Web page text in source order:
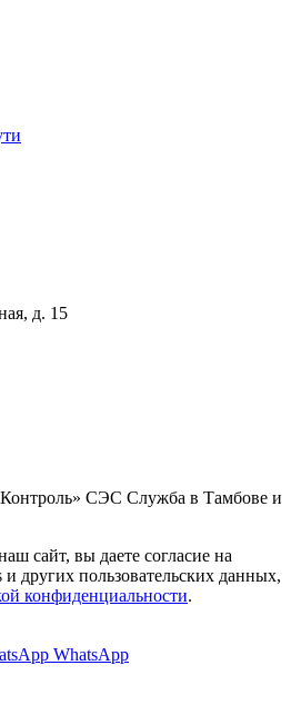
д. 15
СЭС Служба в Тамбове и
сайт, вы даете согласие на
других пользовательских данных,
конфиденциальности.
WhatsApp